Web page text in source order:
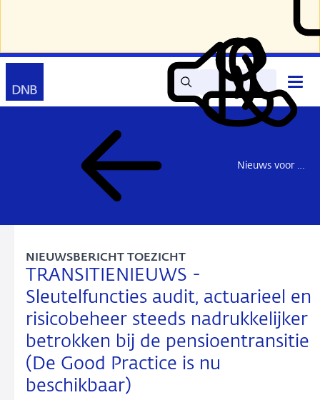
Zoek Lees
voor
Mijn
DNB
Contact
Nieuws voor de sector
TRANSITIENIEUWS -
Sleutelfuncties audit, actuarieel en
risicobeheer steeds nadrukkelijker
betrokken bij de pensioentransitie
(De Good Practice is nu
beschikbaar)
NIEUWSBERICHT TOEZICHT